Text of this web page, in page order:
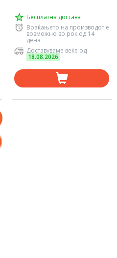
Бесплатна достава
Враќањето на производот е
возможно во рок од 14
дена
Доставуваме веќе од
18.08.2026